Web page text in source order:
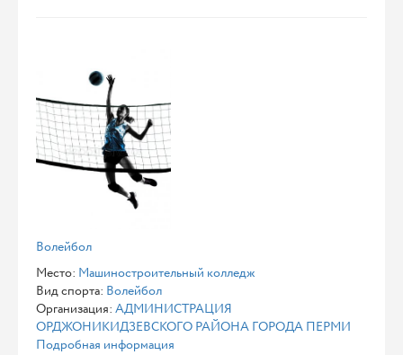
Волейбол
Место: Машиностроительный колледж
Вид спорта: Волейбол
Организация: АДМИНИСТРАЦИЯ
ОРДЖОНИКИДЗЕВСКОГО РАЙОНА ГОРОДА ПЕРМИ
Подробная информация